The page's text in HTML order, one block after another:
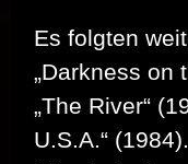
Es folgten
„Darkness on
„The River“
U.S.A.“